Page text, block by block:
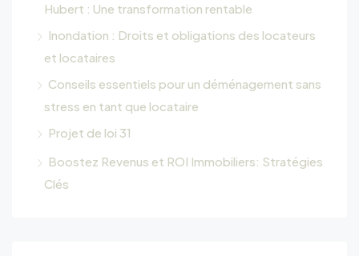
Hubert : Une transformation rentable
Inondation : Droits et obligations des locateurs
et locataires
Conseils essentiels pour un déménagement sans
stress en tant que locataire
Projet de loi 31
Boostez Revenus et ROI Immobiliers: Stratégies
Clés